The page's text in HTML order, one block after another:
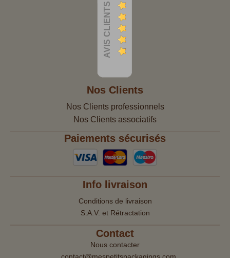
AVIS CLIENTS
Nos Clients
Nos Clients professionnels
Nos Clients associatifs
Paiements sécurisés
Info livraison
Conditions de livraison
S.A.V. et Rétractation
Contact
Nous contacter